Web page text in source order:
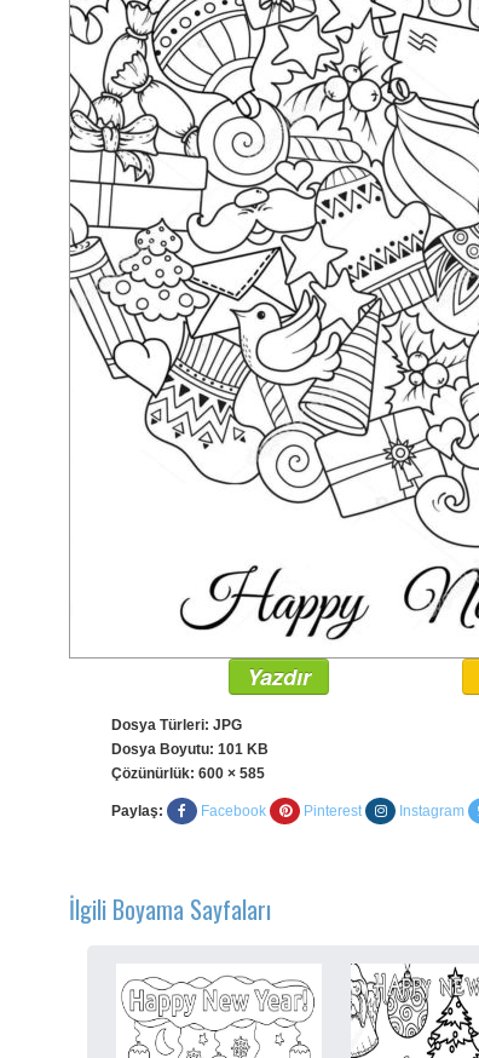
Yazdır
Dosya Türleri: JPG
Dosya Boyutu: 101 KB
Çözünürlük: 600 × 585
Paylaş: Facebook Pinterest Instagram
İlgili Boyama Sayfaları